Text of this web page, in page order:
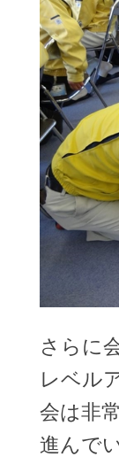
さらに
レベル
会は非
進んで